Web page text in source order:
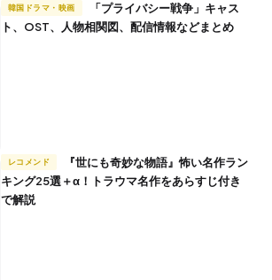
韓国ドラマ・映画
ト、OST、人物相関図、配信情報などまとめ
レコメンド
キング25選＋α！トラウマ名作をあらすじ付き
で解説